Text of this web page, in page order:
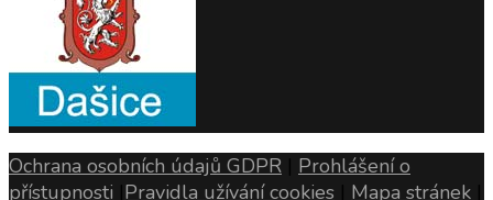
Ochrana osobních údajů GDPR
Prohlášení o
přístupnosti Pravidla užívání cookies Mapa stránek